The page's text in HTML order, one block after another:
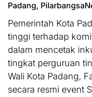
Padang,
Pemerintah Kota
tinggi terhadap
dalam mencetak
tingkat perguruan
Wali Kota Padang,
secara resmi event